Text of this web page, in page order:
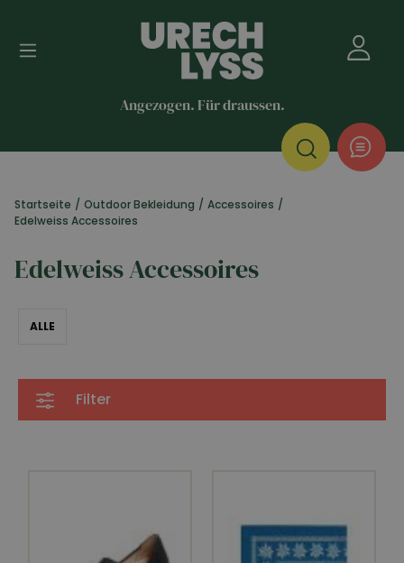
Angezogen. Für draussen.
Startseite / Outdoor Bekleidung / Accessoires /
Edelweiss Accessoires
Edelweiss Accessoires
ALLE
Filter